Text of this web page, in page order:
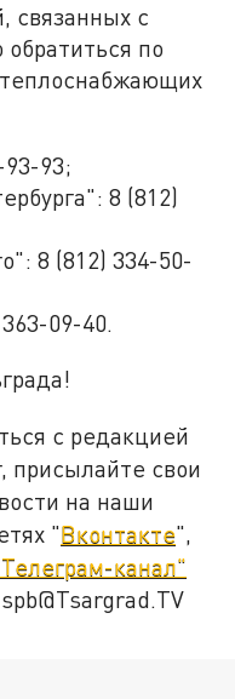
связанных с
по
93;
8 (812)
8 (812) 334-50-
09-40.
с редакцией
присылайте свои
на наши
"Вконтакте",
канал"